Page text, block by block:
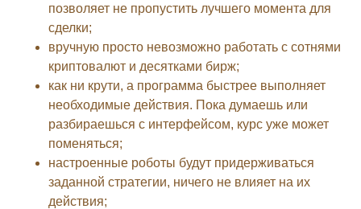
позволяет не пропустить лучшего момента для
сделки;
вручную просто невозможно работать с сотнями
криптовалют и десятками бирж;
как ни крути, а программа быстрее выполняет
необходимые действия. Пока думаешь или
разбираешься с интерфейсом, курс уже может
поменяться;
настроенные роботы будут придерживаться
заданной стратегии, ничего не влияет на их
действия;